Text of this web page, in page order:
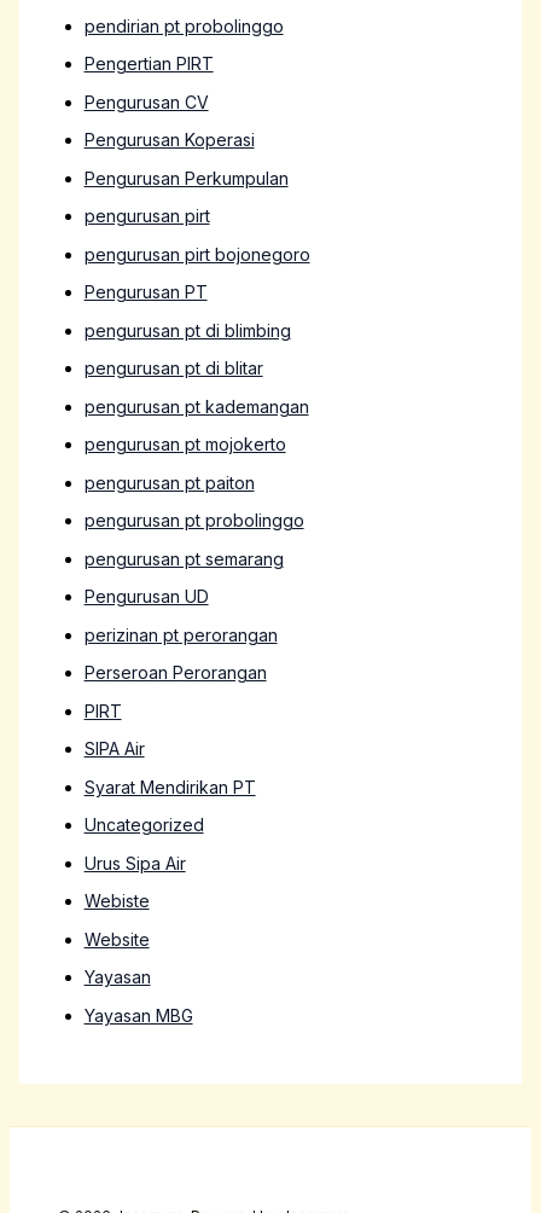
pendirian pt probolinggo
Pengertian PIRT
Pengurusan CV
Pengurusan Koperasi
Pengurusan Perkumpulan
pengurusan pirt
pengurusan pirt bojonegoro
Pengurusan PT
pengurusan pt di blimbing
pengurusan pt di blitar
pengurusan pt kademangan
pengurusan pt mojokerto
pengurusan pt paiton
pengurusan pt probolinggo
pengurusan pt semarang
Pengurusan UD
perizinan pt perorangan
Perseroan Perorangan
PIRT
SIPA Air
Syarat Mendirikan PT
Uncategorized
Urus Sipa Air
Webiste
Website
Yayasan
Yayasan MBG